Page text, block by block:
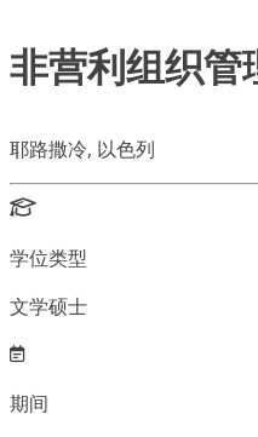
非营利组织管
耶路撒冷, 以色列
学位类型
文学硕士
期间